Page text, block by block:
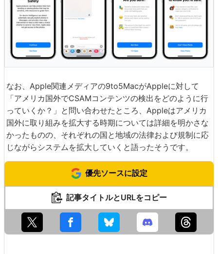
なお、Apple関連メディアの9to5MacがAppleに対して
「アメリカ国外でCSAMコンテンツの検出をどのように行
っていくか？」と問い合わせたところ、Appleはアメリカ
国外に取り組みを拡大する時期については詳細を明かさな
かったものの、それぞれの国と地域の法律および規制に応
じながらシステムを拡大していくと語ったそうです。
優先ソースに設定
記事タイトルとURLをコピー